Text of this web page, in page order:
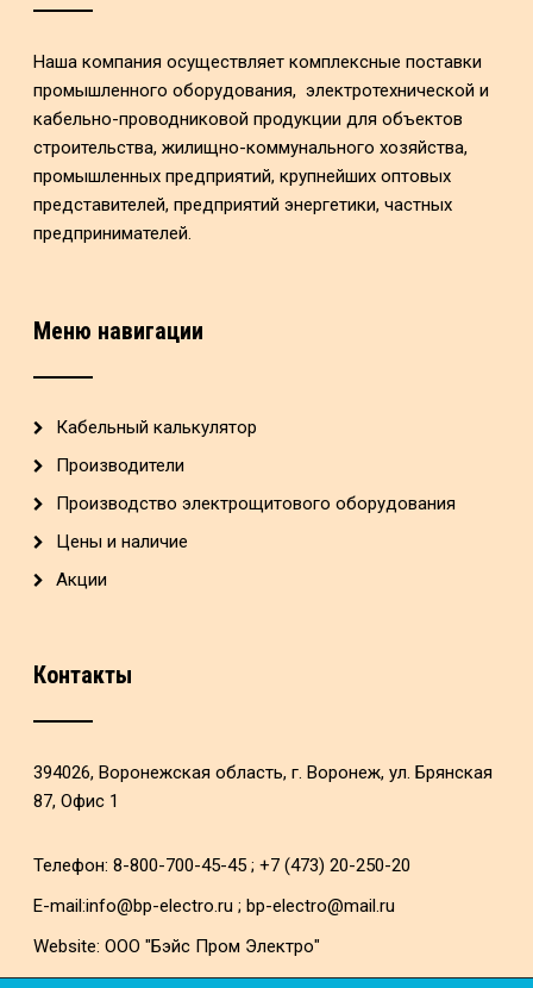
Наша компания осуществляет комплексные поставки
промышленного оборудования, электротехнической и
кабельно-проводниковой продукции для объектов
строительства, жилищно-коммунального хозяйства,
промышленных предприятий, крупнейших оптовых
представителей, предприятий энергетики, частных
предпринимателей.
Меню навигации
Кабельный калькулятор
Производители
Производство электрощитового оборудования
Цены и наличие
Акции
Контакты
394026, Воронежская область, г. Воронеж, ул. Брянская
87, Офис 1
Телефон: 8-800-700-45-45 ; +7 (473) 20-250-20
E-mail:info@bp-electro.ru ;bp-electro@mail.ru
Website:ООО "Бэйс Пром Электро"